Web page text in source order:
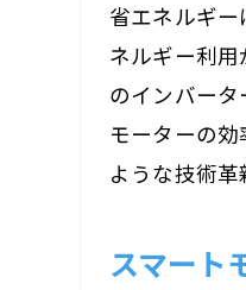
省エネルギ
ネルギー利
のインバー
モーターの
ような技術
スマート